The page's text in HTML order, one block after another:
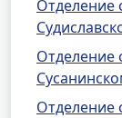
Отделение
Отделение
Отделение